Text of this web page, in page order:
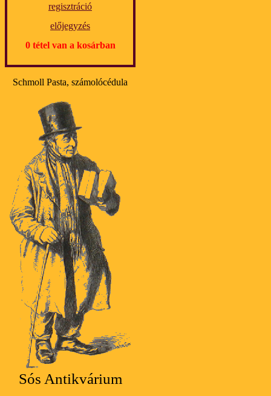
regisztráció
előjegyzés
0 tétel van a kosárban
Schmoll Pasta, számolócédula
Sós Antikvárium